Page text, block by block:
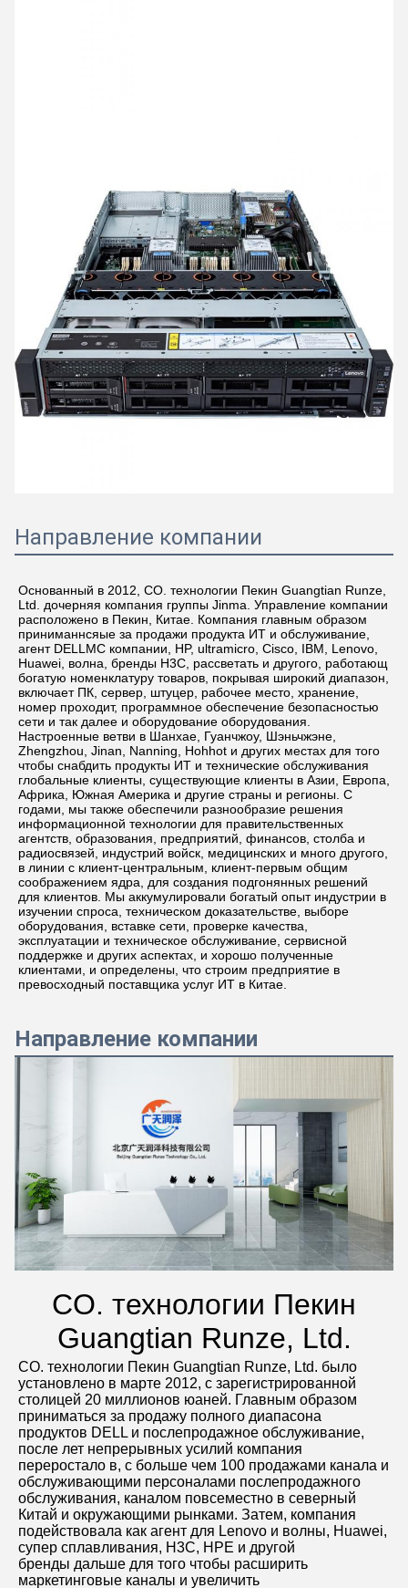
Направление компании
Основанный в 2012, CO. технологии Пекин Guangtian Runze,
Ltd. дочерняя компания группы Jinma. Управление компании
расположено в Пекин, Китае. Компания главным образом
приниманнсяые за продажи продукта ИТ и обслуживание,
агент DELLMC компании, HP, ultramicro, Cisco, IBM, Lenovo,
Huawei, волна, бренды H3C, рассветать и другого, работающ
богатую номенклатуру товаров, покрывая широкий диапазон,
включает ПК, сервер, штуцер, рабочее место, хранение,
номер проходит, программное обеспечение безопасностью
сети и так далее и оборудование оборудования.
Настроенные ветви в Шанхае, Гуанчжоу, Шэньчжэне,
Zhengzhou, Jinan, Nanning, Hohhot и других местах для того
чтобы снабдить продукты ИТ и технические обслуживания
глобальные клиенты, существующие клиенты в Азии, Европа,
Африка, Южная Америка и другие страны и регионы. С
годами, мы также обеспечили разнообразие решения
информационной технологии для правительственных
агентств, образования, предприятий, финансов, столба и
радиосвязей, индустрий войск, медицинских и много другого,
в линии с клиент-центральным, клиент-первым общим
соображением ядра, для создания подгонянных решений
для клиентов. Мы аккумулировали богатый опыт индустрии в
изучении спроса, техническом доказательстве, выборе
оборудования, вставке сети, проверке качества,
эксплуатации и техническое обслуживание, сервисной
поддержке и других аспектах, и хорошо полученные
клиентами, и определены, что строим предприятие в
превосходный поставщика услуг ИТ в Китае.
Направление компании
CO. технологии Пекин
Guangtian Runze, Ltd.
CO. технологии Пекин Guangtian Runze, Ltd. было
установлено в марте 2012, с зарегистрированной
столицей 20 миллионов юаней. Главным образом
приниматься за продажу полного диапасона
продуктов DELL и послепродажное обслуживание,
после лет непрерывных усилий компания
переростало в, с больше чем 100 продажами канала и
обслуживающими персоналами послепродажного
обслуживания, каналом повсеместно в северный
Китай и окружающими рынками. Затем, компания
подействовала как агент для Lenovo и волны, Huawei,
супер сплавливания, H3C, HPE и другой
бренды дальше для того чтобы расширить
маркетинговые каналы и увеличить